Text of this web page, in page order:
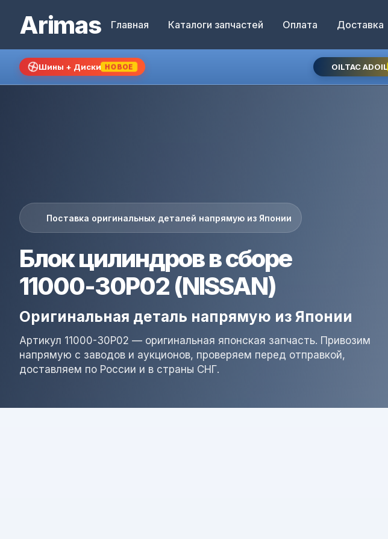
Arimas Главная Каталоги запчастей Оплата Доставка
Шины + Диски НОВОЕ OILTAC ADOIL
Поставка оригинальных деталей напрямую из Японии
Блок цилиндров в сборе
11000-30P02 (NISSAN)
Оригинальная деталь напрямую из Японии
Артикул 11000-30P02 — оригинальная японская запчасть. Привозим
напрямую с заводов и аукционов, проверяем перед отправкой,
доставляем по России и в страны СНГ.